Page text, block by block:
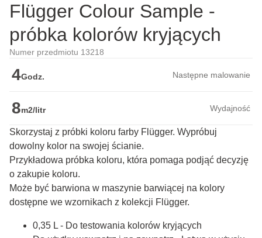
Flügger Colour Sample -
próbka kolorów kryjących
Numer przedmiotu 13218
4Godz. Następne malowanie
8m2/litr Wydajność
Skorzystaj z próbki koloru farby Flügger. Wypróbuj
dowolny kolor na swojej ścianie.
Przykładowa próbka koloru, która pomaga podjąć decyzję
o zakupie koloru.
Może być barwiona w maszynie barwiącej na kolory
dostępne we wzornikach z kolekcji Flügger.
0,35 L - Do testowania kolorów kryjących